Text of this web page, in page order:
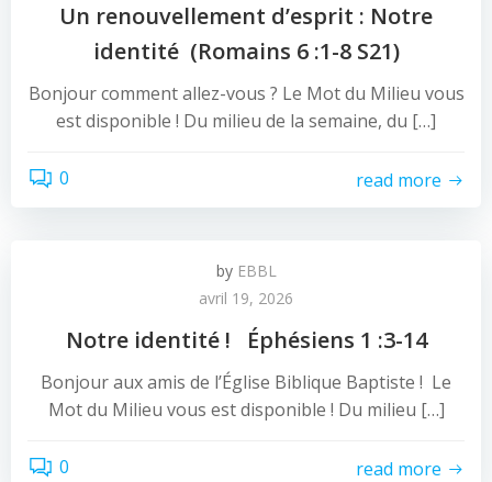
Un renouvellement d’esprit : Notre
identité (Romains 6 :1-8 S21)
Bonjour comment allez-vous ? Le Mot du Milieu vous
est disponible ! Du milieu de la semaine, du […]
0 read more
by EBBL
avril 19, 2026
Notre identité ! Éphésiens 1 :3-14
Bonjour aux amis de l’Église Biblique Baptiste ! Le
Mot du Milieu vous est disponible ! Du milieu […]
0 read more